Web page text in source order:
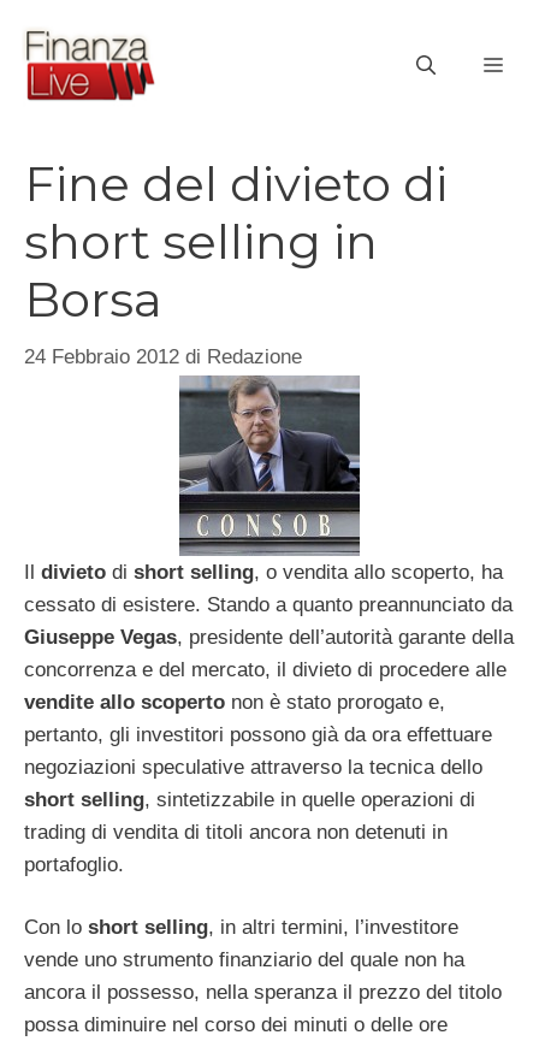
contenuto
Fine del divieto di
short selling in
Borsa
24 Febbraio 2012 di Redazione
Il divieto di short selling, o vendita allo scoperto, ha
cessato di esistere. Stando a quanto preannunciato da
Giuseppe Vegas, presidente dell’autorità garante della
concorrenza e del mercato, il divieto di procedere alle
vendite allo scoperto non è stato prorogato e,
pertanto, gli investitori possono già da ora effettuare
negoziazioni speculative attraverso la tecnica dello
short selling, sintetizzabile in quelle operazioni di
trading di vendita di titoli ancora non detenuti in
portafoglio.
Con lo short selling, in altri termini, l’investitore
vende uno strumento finanziario del quale non ha
ancora il possesso, nella speranza il prezzo del titolo
possa diminuire nel corso dei minuti o delle ore